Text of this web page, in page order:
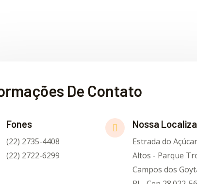
De Contato
Fones
(22) 2735-4408
(22) 2722-6299
Nossa
Estrada do
Altos - Parque
Campos dos